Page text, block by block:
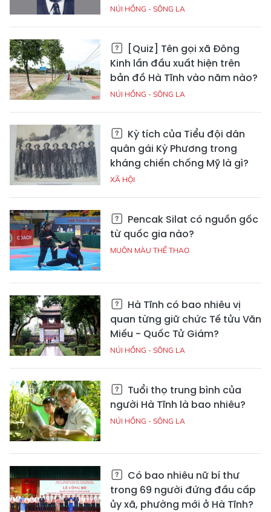
NÚI HỒNG - SÔNG LA
[Quiz] Tên gọi xã Đông
Kinh lần đầu xuất hiện trên
bản đồ Hà Tĩnh vào năm nào?
NÚI HỒNG - SÔNG LA
Kỳ tích của Tiểu đội dân
quân gái Kỳ Phương trong
kháng chiến chống Mỹ là gì?
XÃ HỘI
Pencak Silat có nguồn gốc
từ quốc gia nào?
MUÔN MÀU THỂ THAO
Hà Tĩnh có bao nhiêu vị
quan từng giữ chức Tế tửu Văn
Miếu - Quốc Tử Giám?
NÚI HỒNG - SÔNG LA
Tuổi thọ trung bình của
người Hà Tĩnh là bao nhiêu?
NÚI HỒNG - SÔNG LA
Có bao nhiêu nữ bí thư
trong 69 người đứng đầu cấp
ủy xã, phường mới ở Hà Tĩnh?